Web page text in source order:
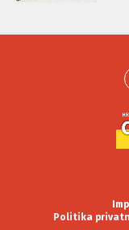
Politika